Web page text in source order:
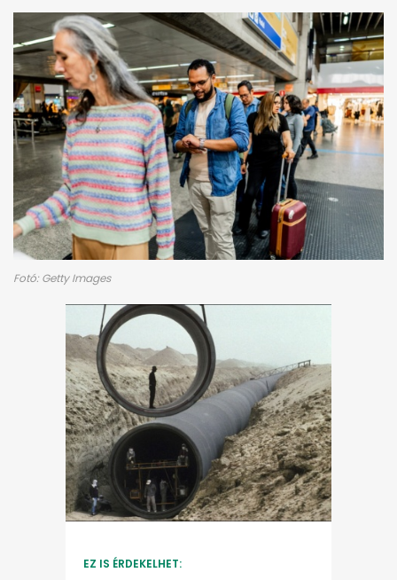
Fotó: Getty Images
EZ IS ÉRDEKELHET: